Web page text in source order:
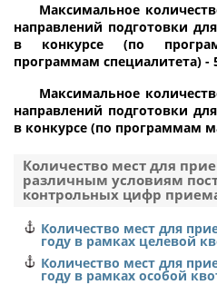
1
Федеральное
"Администрация Камского
1
1
Эксплуатация судовых
Эксплуатация главной
федеральное
"Администрация Волго-
внутренних
Максимальное
направлений подготовки
в конкурсе (по
программам специалитета) -
Максимальное
направлений подготовки
в конкурсе (по программам
Количество мест для
различным условиям
контрольных цифр
Количество мест для
году в рамках целевой
Количество мест для
году в рамках особой